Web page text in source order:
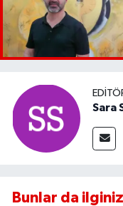
Sara
Bunlar da